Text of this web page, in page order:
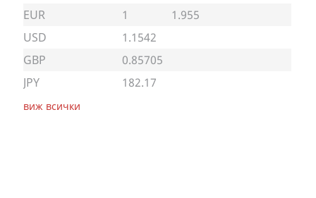
EUR 1
1.955
USD
1.1542
GBP
0.85705
JPY
182.17
виж всички